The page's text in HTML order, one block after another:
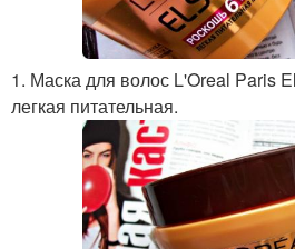
1. Маска для волос L'Oreal Paris
легкая питательная.